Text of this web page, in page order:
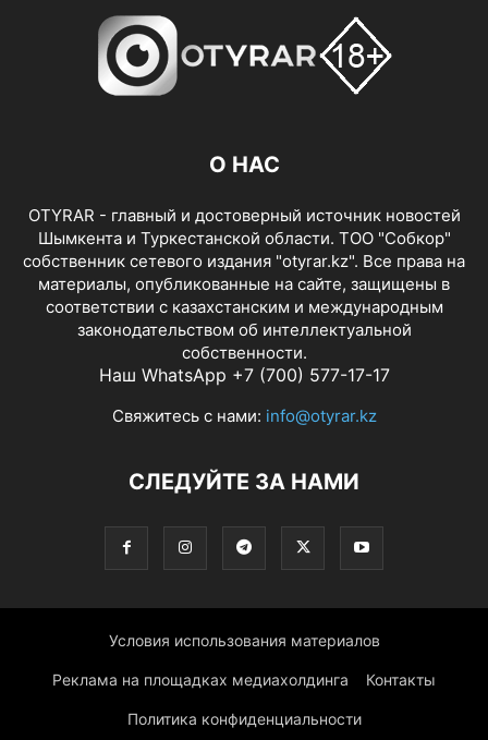
О НАС
OTYRAR - главный и достоверный источник новостей
Шымкента и Туркестанской области. ТОО "Собкор"
собственник сетевого издания "otyrar.kz". Все права на
материалы, опубликованные на сайте, защищены в
соответствии с казахстанским и международным
законодательством об интеллектуальной
собственности.
Наш WhatsApp +7 (700) 577-17-17
Свяжитесь с нами: info@otyrar.kz
СЛЕДУЙТЕ ЗА НАМИ
Условия использования материалов
Реклама на площадках медиахолдинга Контакты
Политика конфиденциальности